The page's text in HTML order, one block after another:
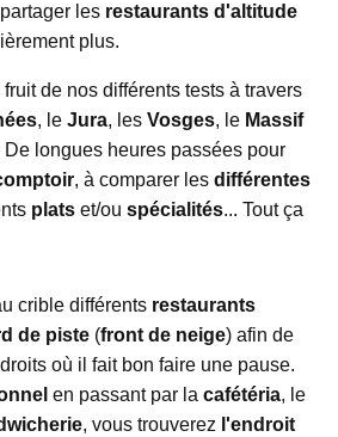
les restaurants d'altitude
plus.
de nos différents tests à travers
, leJura, lesVosges, le Massif
De longues heures passées pour
, à comparer lesdifférentes
plats et/ouspécialités... Tout ça
crible différents restaurants
de piste (front de neige) afin de
où il fait bon faire une pause.
en passant par lacafétéria, le
, vous trouverez l'endroit